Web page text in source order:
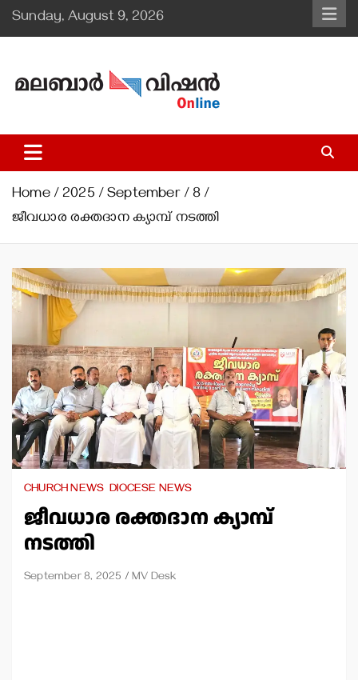
Skip
to
Sunday, August 9, 2026
Malabar Vision Online
Illuminating Diocesan News with Divine Clarity.
Home 2025 September
8
ജീവധാര രക്തദാന ക്യാമ്പ് നടത്തി
CHURCH NEWS DIOCESE NEWS
ജീവധാര രക്തദാന ക്യാമ്പ്
നടത്തി
September 8, 2025 MV Desk